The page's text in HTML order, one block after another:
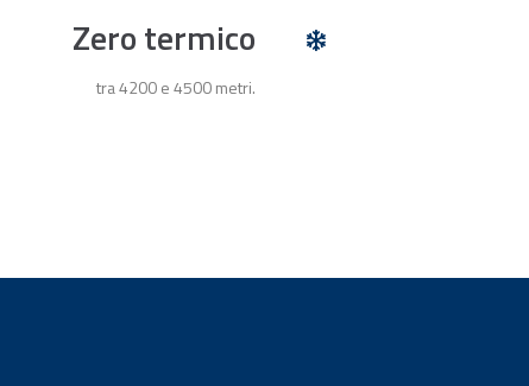
Zero termico
tra 4200 e 4500 metri.